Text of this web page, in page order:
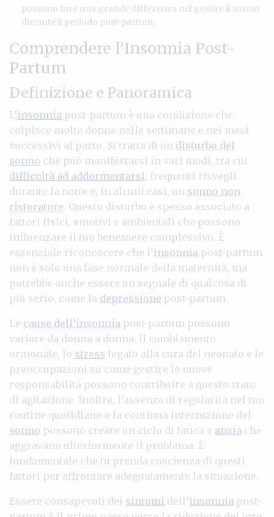
possono fare una grande differenza nel gestire il sonno
durante il periodo post-partum.
Comprendere l’Insonnia Post-
Partum
Definizione e Panoramica
L’insonnia post-partum è una condizione che
colpisce molte donne nelle settimane e nei mesi
successivi al parto. Si tratta di un disturbo del
sonno che può manifestarsi in vari modi, tra cui
difficoltà ad addormentarsi, frequenti risvegli
durante la notte e, in alcuni casi, un sonno non
ristoratore. Questo disturbo è spesso associato a
fattori fisici, emotivi e ambientali che possono
influenzare il tuo benessere complessivo. È
essenziale riconoscere che l’insonnia post-partum
non è solo una fase normale della maternità, ma
potrebbe anche essere un segnale di qualcosa di
più serio, come la depressione post-partum.
Le cause dell’insonnia post-partum possono
variare da donna a donna. Il cambiamento
ormonale, lo stress legato alla cura del neonato e le
preoccupazioni su come gestire le nuove
responsabilità possono contribuire a questo stato
di agitazione. Inoltre, l’assenza di regolarità nel tuo
routine quotidiano e la continua interruzione del
sonno possono creare un ciclo di fatica e ansia che
aggravano ulteriormente il problema. È
fondamentale che tu prenda coscienza di questi
fattori per affrontare adeguatamente la situazione.
Essere consapevoli dei sintomi dell’insonnia post-